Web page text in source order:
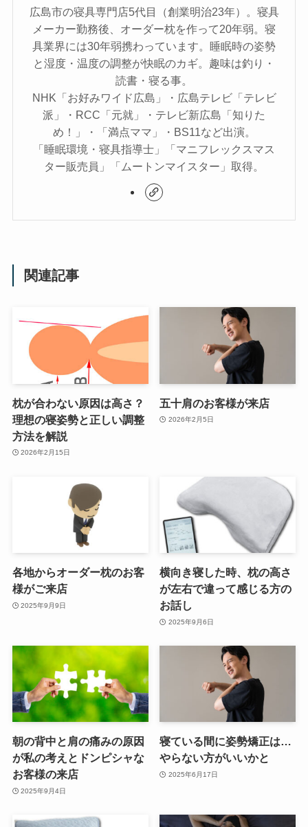
広島市の寝具専門店5代目（創業明治23年）。寝具
メーカー勤務後、オーダー枕を作って20年弱。寝
具業界には30年弱携わっています。睡眠時の姿勢
と湿度・温度の調整が快眠のカギ。趣味は釣り・
読書・寝る事。
NHK「お好みワイド広島」・広島テレビ「テレビ
派」・RCC「元就」・テレビ新広島「知りた
め！」・「満点ママ」・BS11など出演。
「睡眠環境・寝具指導士」「マニフレックスマス
ター販売員」「ムートンマイスター」取得。
関連記事
枕が合わない原因は高さ？
理想の寝姿勢と正しい調整
方法を解説
2026年2月15日
五十肩のお客様が来店
2026年2月5日
各地からオーダー枕のお客
様がご来店
2025年9月9日
横向き寝した時、枕の高さ
が左右で違って感じる方の
お話し
2025年9月6日
朝の背中と肩の痛みの原因
が私の考えとドンピシャな
お客様の来店
2025年9月4日
寝ている間に姿勢矯正は…
やらない方がいいかと
2025年6月17日